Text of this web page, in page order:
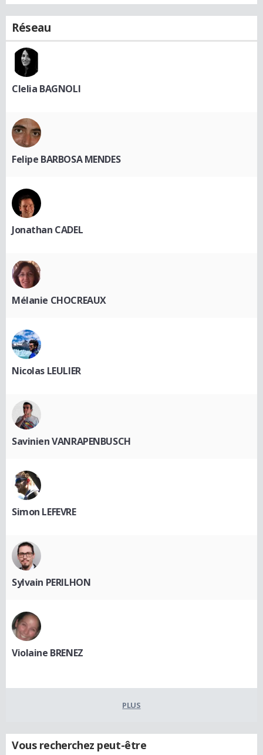
Réseau
Clelia BAGNOLI
Felipe BARBOSA MENDES
Jonathan CADEL
Mélanie CHOCREAUX
Nicolas LEULIER
Savinien VANRAPENBUSCH
Simon LEFEVRE
Sylvain PERILHON
Violaine BRENEZ
PLUS
Vous recherchez peut-être